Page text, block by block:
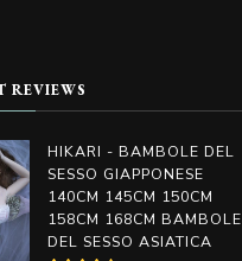
scelte
nella
pagina
del
prodotto
REVIEWS
HIKARI - BAMBOLE DEL
SESSO GIAPPONESE
140CM 145CM 150CM
158CM 168CM BAMBOLE
DEL SESSO ASIATICA